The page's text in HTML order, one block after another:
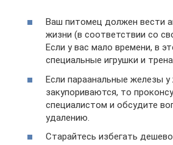
Ваш питомец должен вести
жизни (в соответствии со
Если у вас мало времени, в
специальные игрушки и
Если параанальные железы
закупориваются, то
специалистом и обсудите
удалению.
Старайтесь избегать